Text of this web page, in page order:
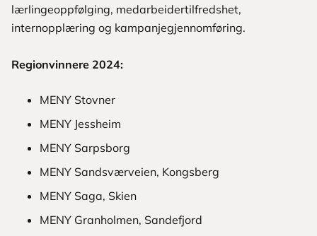
lærlingeoppfølging, medarbeidertilfredshet,
internopplæring og kampanjegjennomføring.
Regionvinnere 2024:
MENY Stovner
MENY Jessheim
MENY Sarpsborg
MENY Sandsværveien, Kongsberg
MENY Saga, Skien
MENY Granholmen, Sandefjord